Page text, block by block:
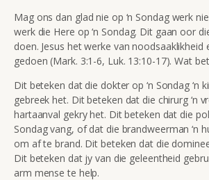
Mag ons dan glad nie op ‘n Sondag werk
werk die Here op ‘n Sondag. Dit gaan oor
doen. Jesus het werke van noodsaaklikheid
gedoen (Mark. 3:1-6, Luk. 13:10-17). Wat
Dit beteken dat die dokter op ‘n Sondag ‘n
gebreek het. Dit beteken dat die chirurg ‘n
hartaanval gekry het. Dit beteken dat die
Sondag vang, of dat die brandweerman ‘n
om af te brand. Dit beteken dat die
Dit beteken dat jy van die geleentheid
arm mense te help.